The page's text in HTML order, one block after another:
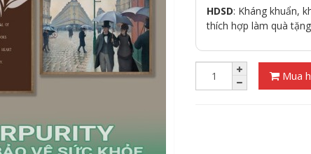
HDSD: Kháng khuẩn,
thích hợp làm quà
Mua